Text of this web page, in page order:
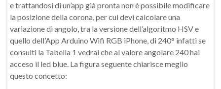
e trattandosi di un’app già pronta non è possibile modificare
la posizione della corona, per cui devi calcolare una
variazione di angolo, tra la versione dell’algoritmo HSV e
quello dell’App Arduino Wifi RGB iPhone, di 240° infatti se
consulti la Tabella 1 vedrai che al valore angolare 240 hai
acceso il led blue. La figura seguente chiarisce meglio
questo concetto: